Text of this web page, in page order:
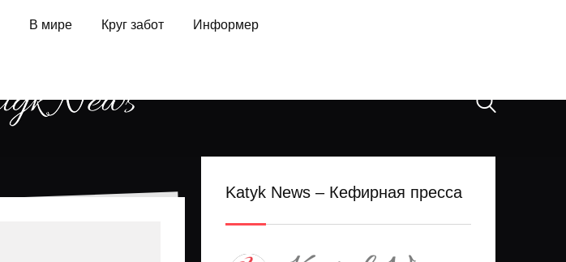
В мире Круг забот Информер
Katyk News – Кефирная пресса